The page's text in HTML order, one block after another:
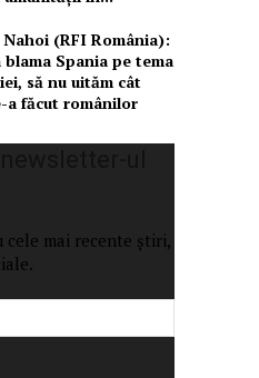
(RFI România):
blama Spania pe tema
să nu uităm cât
a făcut românilor
mai recente știri,